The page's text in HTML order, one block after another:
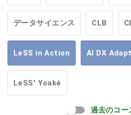
データサイエンス CLB
LeSS in Action AI DX
LeSS' Yoaké
過去のコー